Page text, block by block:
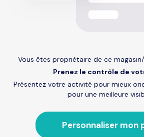
Vous êtes propriétaire de ce
Prenez le contrôle de
Présentez votre activité pour mieux
pour une meilleure
Personnaliser mon